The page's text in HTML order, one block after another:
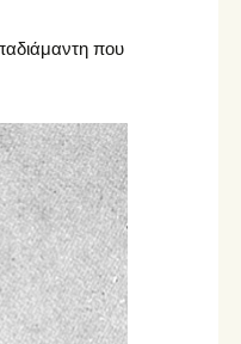
που